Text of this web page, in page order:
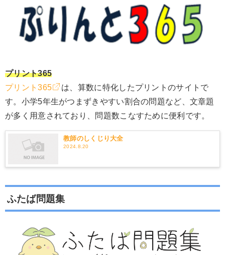
プリント365
プリント365
は、算数に特化したプリントのサイトで
す。小学5年生がつまずきやすい割合の問題など、文章題
が多く用意されており、問題数こなすために便利です。
教師のしくじり大全
2024.8.20
ふたば問題集